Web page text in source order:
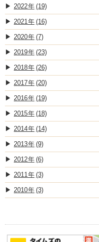
2022 (19)
2021 (16)
2020 (7)
2019 (23)
2018 (26)
2017 (20)
2016 (19)
2015 (18)
2014 (14)
2013 (9)
2012 (6)
2011 (3)
2010 (3)